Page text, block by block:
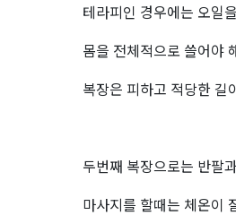
테라피인 경우에는 오일
몸을 전체적으로 쓸어야
복장은 피하고 적당한 길
두번째 복장으로는 반팔
마사지를 할때는 체온이